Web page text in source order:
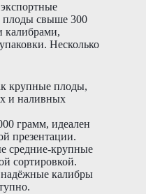
плоды свыше 300
калибрами,
Несколько
крупные плоды,
и наливных
грамм, идеален
презентации.
средние-крупные
сортировкой.
надёжные калибры